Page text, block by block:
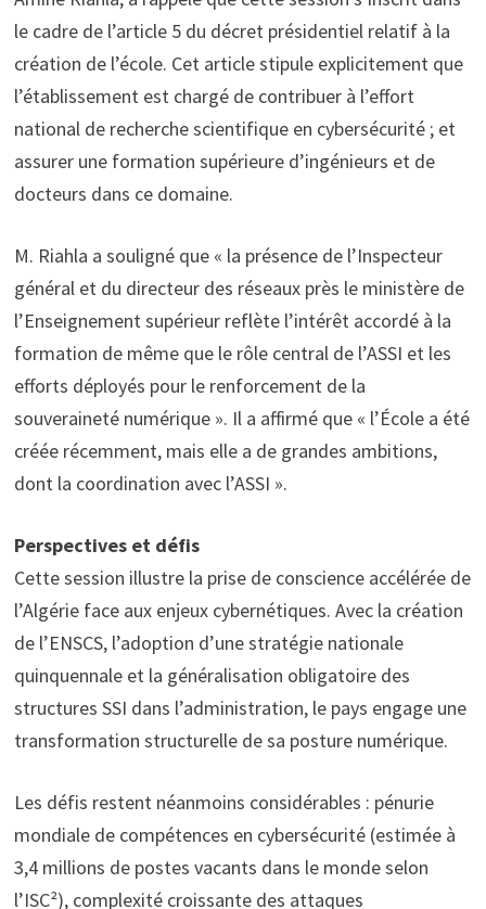
le cadre de l’article 5 du décret présidentiel relatif à la
création de l’école. Cet article stipule explicitement que
l’établissement est chargé de contribuer à l’effort
national de recherche scientifique en cybersécurité ; et
assurer une formation supérieure d’ingénieurs et de
docteurs dans ce domaine.
M. Riahla a souligné que « la présence de l’Inspecteur
général et du directeur des réseaux près le ministère de
l’Enseignement supérieur reflète l’intérêt accordé à la
formation de même que le rôle central de l’ASSI et les
efforts déployés pour le renforcement de la
souveraineté numérique ». Il a affirmé que « l’École a été
créée récemment, mais elle a de grandes ambitions,
dont la coordination avec l’ASSI ».
Perspectives et défis
Cette session illustre la prise de conscience accélérée de
l’Algérie face aux enjeux cybernétiques. Avec la création
de l’ENSCS, l’adoption d’une stratégie nationale
quinquennale et la généralisation obligatoire des
structures SSI dans l’administration, le pays engage une
transformation structurelle de sa posture numérique.
Les défis restent néanmoins considérables : pénurie
mondiale de compétences en cybersécurité (estimée à
3,4 millions de postes vacants dans le monde selon
l’ISC²), complexité croissante des attaques